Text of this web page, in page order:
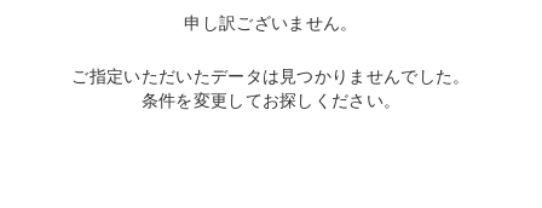
申し訳ございません。
ご指定いただいたデータは見つかりませんでした。
条件を変更してお探しください。